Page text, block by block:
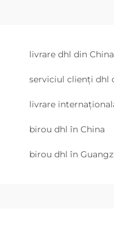
livrare dhl din China
serviciul clienți dhl
livrare
birou dhl în China
birou dhl în